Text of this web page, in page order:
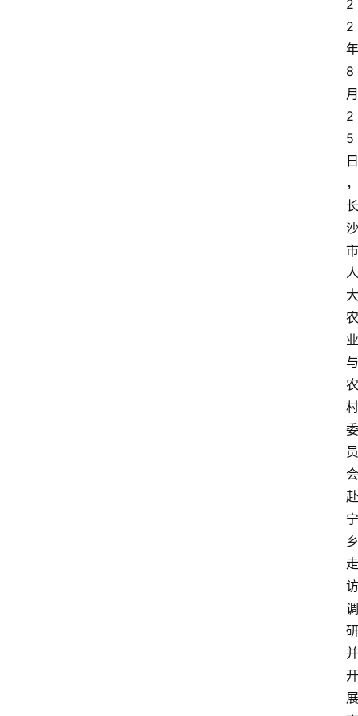
2
2
年
8
月
2
5
日
，
长
沙
市
人
大
农
业
与
农
村
委
员
会
赴
宁
乡
走
访
调
研
并
开
展